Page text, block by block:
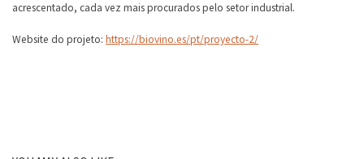
acrescentado, cada vez mais procurados pelo setor industrial.
Website do projeto: https://biovino.es/pt/proyecto-2/